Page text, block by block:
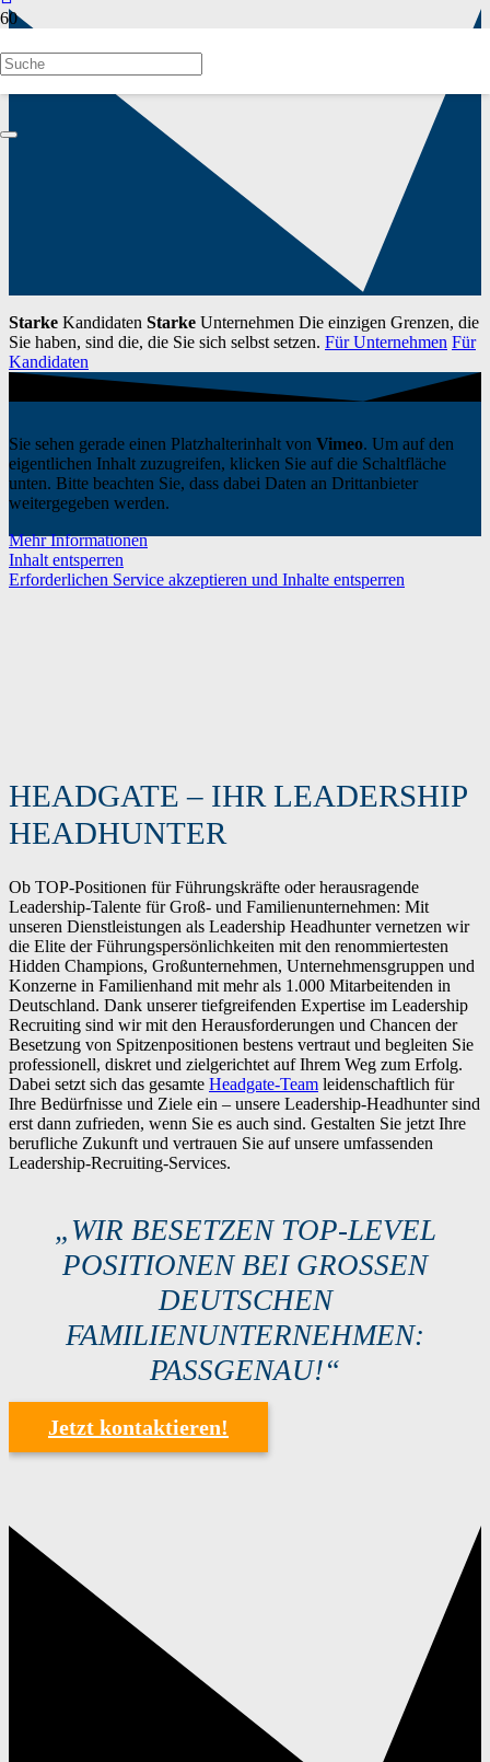
Starke Kandidaten Starke Unternehmen Die einzigen Grenzen, die
Sie haben, sind die, die Sie sich selbst setzen. Für Unternehmen Für
Kandidaten
Sie sehen gerade einen Platzhalterinhalt von Vimeo. Um auf den
eigentlichen Inhalt zuzugreifen, klicken Sie auf die Schaltfläche
unten. Bitte beachten Sie, dass dabei Daten an Drittanbieter
weitergegeben werden.
Mehr Informationen
Inhalt entsperren
Erforderlichen Service akzeptieren und Inhalte entsperren
HEADGATE – IHR LEADERSHIP
HEADHUNTER
Ob TOP-Positionen für Führungskräfte oder herausragende
Leadership-Talente für Groß- und Familienunternehmen: Mit
unseren Dienstleistungen als Leadership Headhunter vernetzen wir
die Elite der Führungspersönlichkeiten mit den renommiertesten
Hidden Champions, Großunternehmen, Unternehmensgruppen und
Konzerne in Familienhand mit mehr als 1.000 Mitarbeitenden in
Deutschland. Dank unserer tiefgreifenden Expertise im Leadership
Recruiting sind wir mit den Herausforderungen und Chancen der
Besetzung von Spitzenpositionen bestens vertraut und begleiten Sie
professionell, diskret und zielgerichtet auf Ihrem Weg zum Erfolg.
Dabei setzt sich das gesamte Headgate-Team leidenschaftlich für
Ihre Bedürfnisse und Ziele ein – unsere Leadership-Headhunter sind
erst dann zufrieden, wenn Sie es auch sind. Gestalten Sie jetzt Ihre
berufliche Zukunft und vertrauen Sie auf unsere umfassenden
Leadership-Recruiting-Services.
„WIR BESETZEN TOP-LEVEL
POSITIONEN BEI GROSSEN D
EUTSCHEN F
AMILIENUNTERNEHMEN: P
ASSGENAU!“
Jetzt kontaktieren!